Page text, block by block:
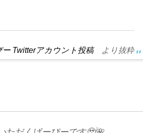
ー Twitterアカウント投稿より抜粋